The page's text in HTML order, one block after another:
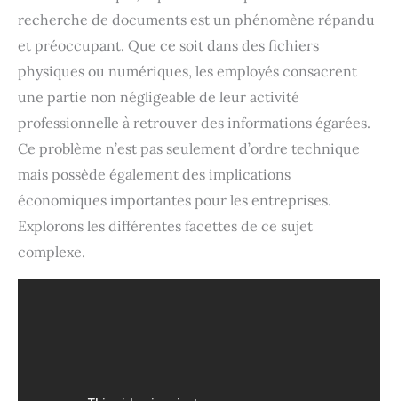
recherche de documents est un phénomène répandu
et préoccupant. Que ce soit dans des fichiers
physiques ou numériques, les employés consacrent
une partie non négligeable de leur activité
professionnelle à retrouver des informations égarées.
Ce problème n’est pas seulement d’ordre technique
mais possède également des implications
économiques importantes pour les entreprises.
Explorons les différentes facettes de ce sujet
complexe.